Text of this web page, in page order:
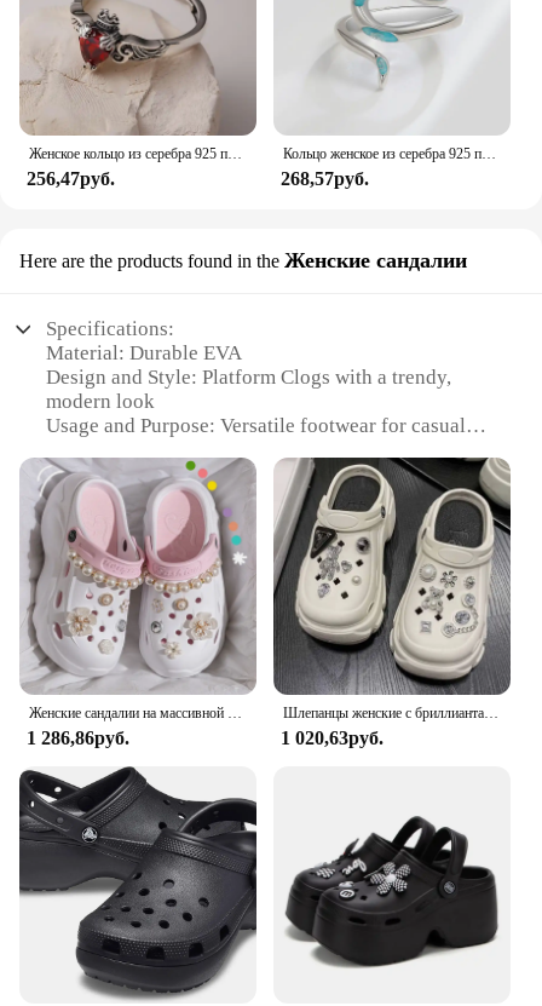
Женское кольцо из серебра 925 пробы с красным Цирконом
256,47руб.
Кольцо женское из серебра 925 пробы с голубым цветом
268,57руб.
Here are the products found in the Женские сандалии
Specifications:
Material: Durable EVA
Design and Style: Platform Clogs with a trendy,
modern look
Usage and Purpose: Versatile footwear for casual
Typical Adaptive Scenario: Perfect for outdoor
activities, gardening, or as a comfortable choice for
long hours on your feet
Shape or Size or Weight or Quantity: Available in a
range of sizes and weights to suit various foot sizes
Performance and Property: Non-slip, lightweight,
and easy to clean
Features:
|Vendors|
**Comfort and Style Combined**
The Women Platform Clogs are not just a fashion
statement but a testament to comfort and style.
Crafted from high-quality EVA material, these clogs
offer unparalleled durability and lightweight
construction, ensuring that you can wear them all
day without any discomfort. The modern design and
stylish appearance make them a versatile addition to
any wardrobe, suitable for both casual and
professional settings.
Женские сандалии на массивной платформе с жемчужной цепочкой, лето 2024, пляжные сандалии на толстой подошве, женские нескользящие сабо из ЭВА с цветами, садовая обувь
1 286,86руб.
Шлепанцы женские с бриллиантами, украшение для пляжа, танкетка 7 см, с украшением в виде симпатичного медведя, сланцы, летние тапочки для девушек
1 020,63руб.